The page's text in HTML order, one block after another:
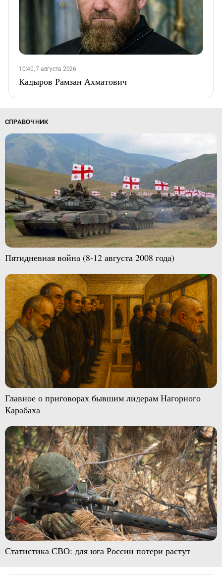
10:40, 7 августа 2026
Кадыров Рамзан Ахматович
СПРАВОЧНИК
Пятидневная война (8-12 августа 2008 года)
Главное о приговорах бывшим лидерам Нагорного
Карабаха
Статистика СВО: для юга России потери растут